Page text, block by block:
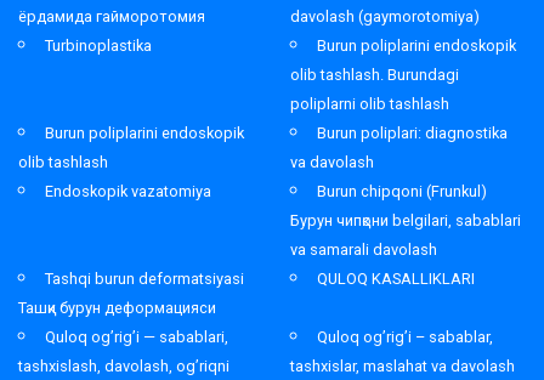
ёрдамида гайморотомия
davolash (gaymorotomiya)
Turbinoplastika
Burun poliplarini endoskopik
olib tashlash. Burundagi
poliplarni olib tashlash
Burun poliplarini endoskopik
olib tashlash
Burun poliplari: diagnostika
va davolash
Endoskopik vazatomiya
Burun chipqoni (Frunkul)
Бурун чипқони belgilari, sabablari
va samarali davolash
Tashqi burun deformatsiyasi
Ташқи бурун деформацияси
QULOQ KASALLIKLARI
Quloq og’rig’i — sabablari,
tashxislash, davolash, og’riqni
Quloq og’rig’i – sabablar,
tashxislar, maslahat va davolash